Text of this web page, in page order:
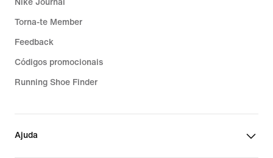
Nike Journal
Torna-te Member
Feedback
Códigos promocionais
Running Shoe Finder
Ajuda